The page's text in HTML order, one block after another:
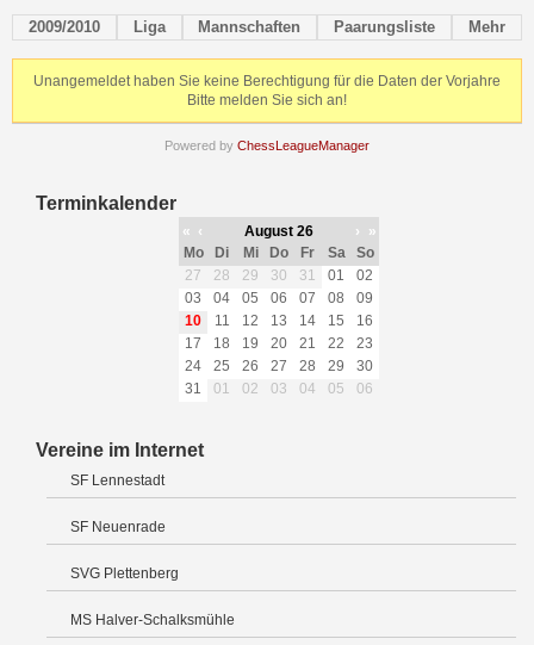
2009/2010 Liga Mannschaften Paarungsliste Mehr
Unangemeldet haben Sie keine Berechtigung für die Daten der Vorjahre
Bitte melden Sie sich an!
Powered by ChessLeagueManager
Terminkalender
« ‹ August 26 ›
»
Mo
Di Mi Do Fr Sa
So
27
28 29 30 31 01
02
03
04 05 06 07 08
09
10
11 12 13 14 15
16
17
18 19 20 21 22
23
24
25 26 27 28 29
30
31
01 02 03 04 05 06
Vereine im Internet
SF Lennestadt
SF Neuenrade
SVG Plettenberg
MS Halver-Schalksmühle